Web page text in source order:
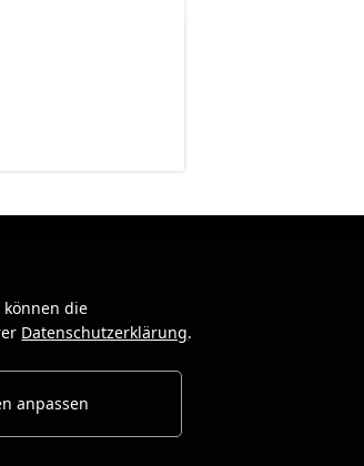
können die
Datenschutzerklärung.
anpassen